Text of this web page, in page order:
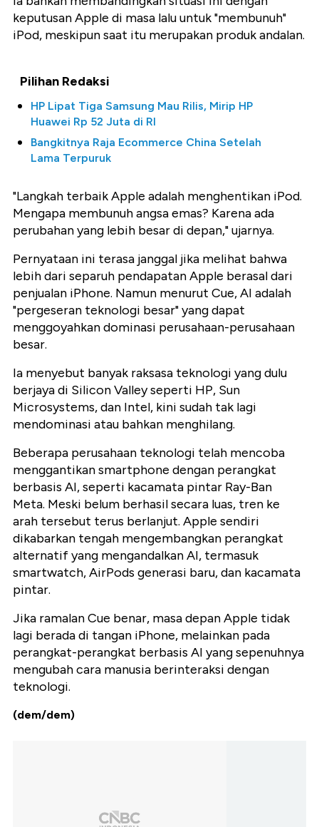
keputusan Apple di masa lalu untuk "membunuh"
iPod, meskipun saat itu merupakan produk andalan.
Pilihan Redaksi
HP Lipat Tiga Samsung Mau Rilis, Mirip HP
Huawei Rp 52 Juta di RI
Bangkitnya Raja Ecommerce China Setelah
Lama Terpuruk
"Langkah terbaik Apple adalah menghentikan iPod.
Mengapa membunuh angsa emas? Karena ada
perubahan yang lebih besar di depan," ujarnya.
Pernyataan ini terasa janggal jika melihat bahwa
lebih dari separuh pendapatan Apple berasal dari
penjualan iPhone. Namun menurut Cue, AI adalah
"pergeseran teknologi besar" yang dapat
menggoyahkan dominasi perusahaan-perusahaan
besar.
Ia menyebut banyak raksasa teknologi yang dulu
berjaya di Silicon Valley seperti HP, Sun
Microsystems, dan Intel, kini sudah tak lagi
mendominasi atau bahkan menghilang.
Beberapa perusahaan teknologi telah mencoba
menggantikan smartphone dengan perangkat
berbasis AI, seperti kacamata pintar Ray-Ban
Meta. Meski belum berhasil secara luas, tren ke
arah tersebut terus berlanjut. Apple sendiri
dikabarkan tengah mengembangkan perangkat
alternatif yang mengandalkan AI, termasuk
smartwatch, AirPods generasi baru, dan kacamata
pintar.
Jika ramalan Cue benar, masa depan Apple tidak
lagi berada di tangan iPhone, melainkan pada
perangkat-perangkat berbasis AI yang sepenuhnya
mengubah cara manusia berinteraksi dengan
teknologi.
(dem/dem)